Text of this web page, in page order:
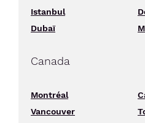
Istanbul
Dubaï
Canada
Montréal
Vancouver